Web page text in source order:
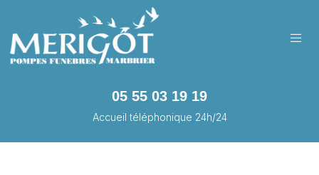
05 55 03 19 19
Accueil téléphonique 24h/24